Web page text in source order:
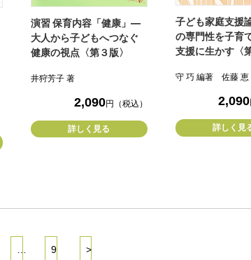
演習 保育内容「健康」―
大人から子どもへつなぐ
健康の視点〈第３版〉
井狩芳子 著
2,090円（税込）
詳しく見る
子ども家庭支
の専門性を子育
支援に生かす〈
守 巧 編著 佐藤 恵
2,090
詳しく見
… 9 >